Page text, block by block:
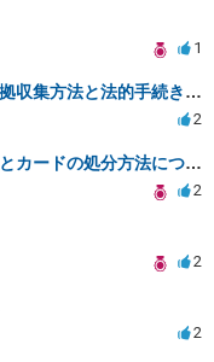
1
不貞行為に対する離婚に有利な証拠収集方法と法的手続きについて
2
離婚後の元配偶者名義の銀行通帳とカードの処分方法について
2
2
2